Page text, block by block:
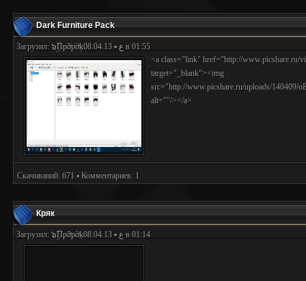
Dark Furniture Pack
Загрузил: ๖ۣۜПpỡpờķع ▪ 08.04.13 в 01:55
<a class="link" href="http://www.picshare.ru/
target="_blank"><img
src="http://www.picshare.ru/uploads/140409/
alt=""/></a>
Скачиваний: 671 ▪ Комментариев: 1
Кряк
Загрузил: ๖ۣۜПpỡpờķع ▪ 08.04.13 в 01:14